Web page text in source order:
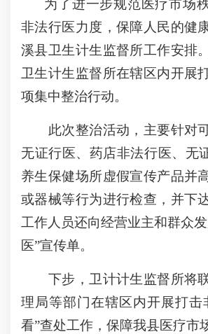
为了进一步规范医疗市场
非法行医力度，保障人民的健
溪县卫生计生监督所工作安排
卫生计生监督所在辖区内开展
项集中整治行动。
此次整治活动，主要针对
无证行医、药店非法行医、无
养生保健场所虚假宣传产品并
或器械等行为进行检查，并下
工作人员还向经营业主和群众
医”宣传单。
下步，卫计计生监督所将
理局等部门在辖区内开展打击
看”查处工作，保障我县医疗市